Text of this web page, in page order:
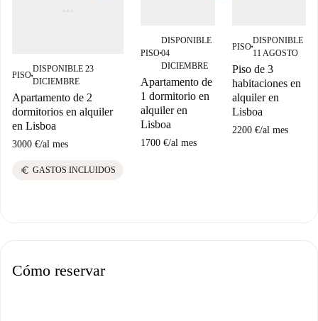
PISO■
DISPONIBLE 23
DICIEMBRE
Apartamento de 2
dormitorios en alquiler
en Lisboa
3000 €/al mes
euro GASTOS INCLUIDOS
PISO■
DISPONIBLE
04
DICIEMBRE
Apartamento de
1 dormitorio en
alquiler en
Lisboa
1700 €/al mes
PISO■
DISPONIBLE
11 AGOSTO
Piso de 3
habitaciones en
alquiler en
Lisboa
2200 €/al mes
Cómo reservar